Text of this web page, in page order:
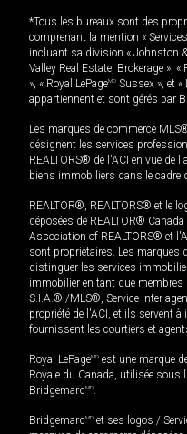
*Tous les bureaux sont des
comprenant la mention «
incluant sa division « Johnston &
Valley Real Estate, Brokerage », «
», « Royal LePageMD Sussex », et
appartiennent et sont gérés par
Les marques de commerce
désignent les services
REALTORS® de l'ACI en vue de
biens immobiliers dans le cadre
REALTOR®, REALTORS® et le
déposées de REALTOR®
Association of REALTORS® et
sont propriétaires. Les marques
distinguer les services
immobilier en tant que
S.I.A.® /MLS®, Service inter-
propriété de l'ACI, et ils servent
fournissent les courtiers et
Royal LePageMD est une marque
Royale du Canada, utilisée sous
BridgemarqMD.
BridgemarqMD et ses logos /